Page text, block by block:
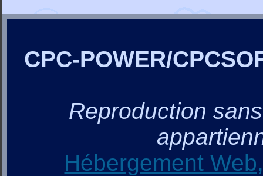
CPC-POWER/
Reproduction
Hébergement